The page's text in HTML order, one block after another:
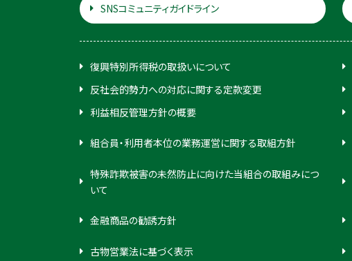
SNSコミュニティガイドライン
復興特別所得税の取扱いについて
反社会的勢力への対応に関する定款変更
利益相反管理方針の概要
組合員・利用者本位の業務運営に関する取組方針
特殊詐欺被害の未然防止に向けた当組合の取組みにつ
いて
金融商品の勧誘方針
古物営業法に基づく表示